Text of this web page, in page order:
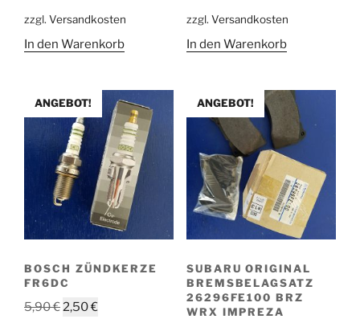
18,00 €16,00 €.
zzgl. Versandkosten
In den Warenkorb
zzgl. Versandkosten
In den Warenkorb
ANGEBOT!
BOSCH ZÜNDKERZE
FR6DC
5,90€ Ursprünglicher
2,50€Aktueller
ANGEBOT!
SUBARU ORIGINAL
BREMSBELAGSATZ
26296FE100 BRZ
WRX IMPREZA